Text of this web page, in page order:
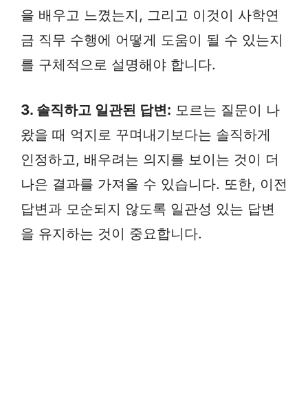
을 배우고 느꼈는지, 그리고 이것이 사학연
금 직무 수행에 어떻게 도움이 될 수 있는지
를 구체적으로 설명해야 합니다.
3. 솔직하고 일관된 답변: 모르는 질문이 나
왔을 때 억지로 꾸며내기보다는 솔직하게
인정하고, 배우려는 의지를 보이는 것이 더
나은 결과를 가져올 수 있습니다. 또한, 이전
답변과 모순되지 않도록 일관성 있는 답변
을 유지하는 것이 중요합니다.